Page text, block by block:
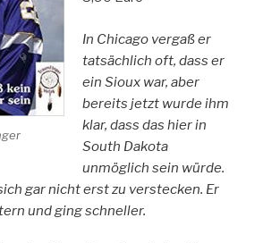
In Chicago vergaß er
tatsächlich oft, dass er
ein Sioux war, aber
bereits jetzt wurde ihm
klar, dass das hier in
South Dakota
unmöglich sein würde.
gar nicht erst zu verstecken. Er
und ging schneller.